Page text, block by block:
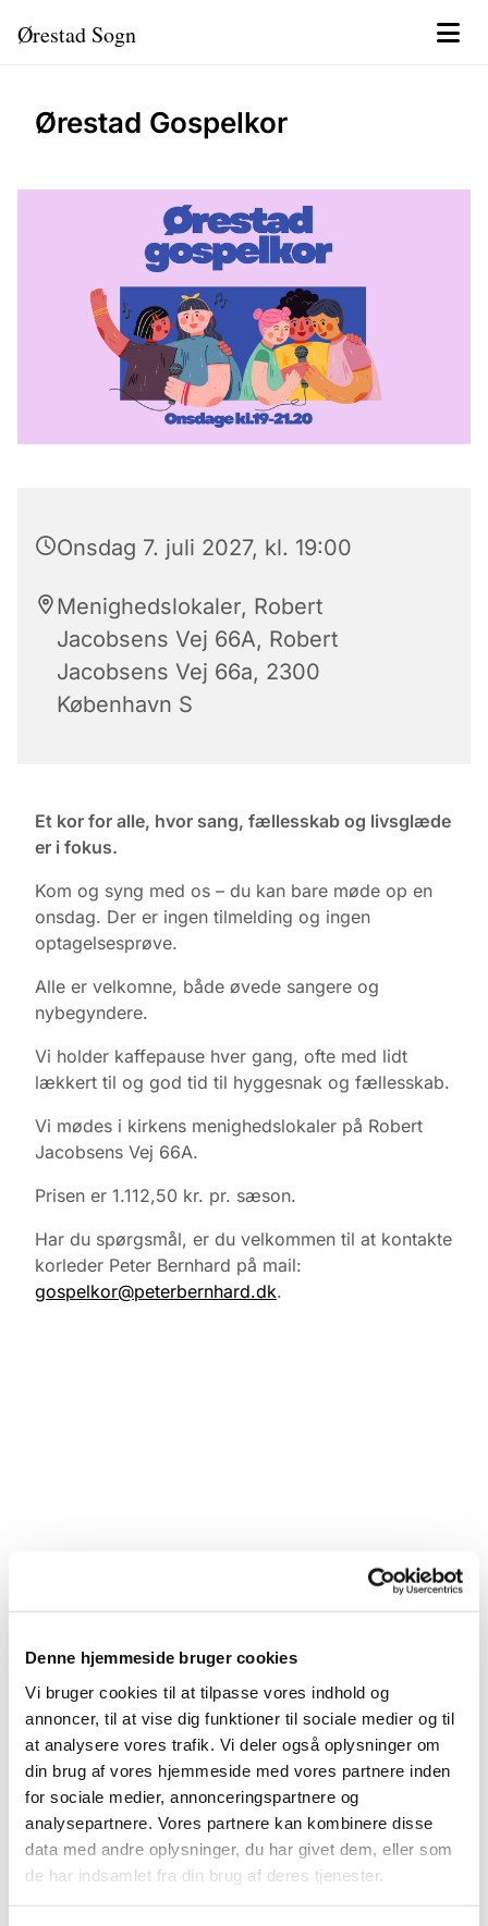
Denne hjemmeside bruger cookies
Vi bruger cookies til at tilpasse vores indhold og
annoncer, til at vise dig funktioner til sociale medier og til
at analysere vores trafik. Vi deler også oplysninger om
din brug af vores hjemmeside med vores partnere inden
for sociale medier, annonceringspartnere og
analysepartnere. Vores partnere kan kombinere disse
data med andre oplysninger, du har givet dem, eller som
de har indsamlet fra din brug af deres tjenester.
Ørestad Sogn
Ørestad Gospelkor
Onsdag 7. juli 2027, kl. 19:00
Menighedslokaler, Robert
Jacobsens Vej 66A, Robert
Jacobsens Vej 66a, 2300
København S
Et kor for alle, hvor sang, fællesskab og livsglæde
er i fokus.
Kom og syng med os – du kan bare møde op en
onsdag. Der er ingen tilmelding og ingen
optagelsesprøve.
Alle er velkomne, både øvede sangere og
nybegyndere.
Vi holder kaffepause hver gang, ofte med lidt
lækkert til og god tid til hyggesnak og fællesskab.
Vi mødes i kirkens menighedslokaler på Robert
Jacobsens Vej 66A.
Prisen er 1.112,50 kr. pr. sæson.
Har du spørgsmål, er du velkommen til at kontakte
korleder Peter Bernhard på mail:
gospelkor@peterbernhard.dk.
Du vil måske også kunne
lide...